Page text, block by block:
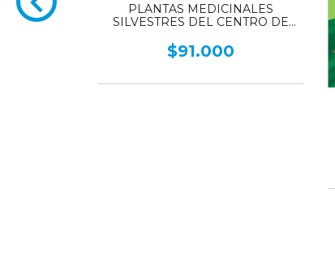
PLANTAS MEDICINALES
SILVESTRES DEL CENTRO DE
reconocimiento y uso terapéutico -
TOMO 1
$91.000